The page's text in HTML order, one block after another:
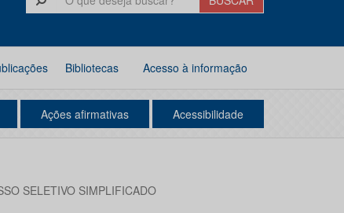
Bibliotecas Acesso à informação
Ações afirmativas Acessibilidade
SELETIVO SIMPLIFICADO